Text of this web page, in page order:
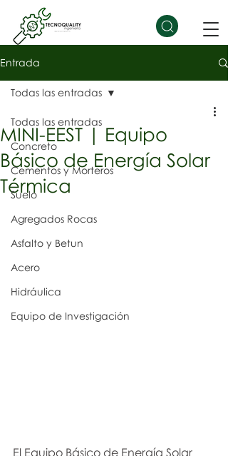
Entrada
Todas las entradas
Concreto
Cementos y Morteros
Suelo
Agregados Rocas
Asfalto y Betun
Acero
Hidráulica
Equipo de Investigación
Todas las entradas
MINI-EEST | Equipo
Básico de Energía Solar
Térmica
El Equipo Básico de Energía Solar